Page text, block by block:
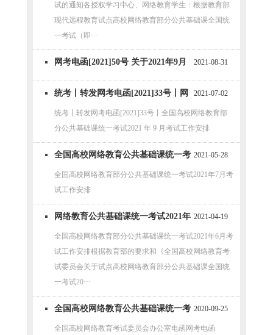
试的通知各授权学习中心、网络教育学生：根据教育部
现代远程教育试点高校网络教育部分公共基础课全国统
一考试（即···
2021-08-31
网考电函[2021]50号 关于2021年9月
网络统考部分考点停考的紧急通知
2021-07-02
统考丨转发网考电函[2021]33号丨网
络教育统考2021 年 9 月考试工作安排
统考丨转发网考电函[2021]33号丨全国高校网络教育部
分公共基础课统一考试2021 年 9 月考试工作安排
2021-05-28
全国高校网络教育公共基础课统一考
试2021年7月考试工作安排
全国高校网络教育部分公共基础课统一考试2021年7月考
试工作安排
2021-04-19
网络教育公共基础课统一考试2021年
6月考试工作安排
全国高校网络教育部分公共基础课统一考试2021年6月考
试工作安排根据教育部的要求和《全国高校网络教育考
试委员会关于试点高校网络教育部分公共基础课全国统
一考试20···
2020-09-25
全国高校网络教育公共基础课统一考
试 2020年12月考试工作安排
全国高校网络教育考试委员会办公室电函网考电函